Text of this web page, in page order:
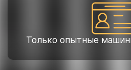
Только опытные